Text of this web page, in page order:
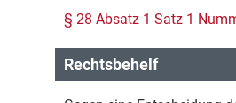
§ 28 Absatz 1 Satz 1
Rechtsbehelf